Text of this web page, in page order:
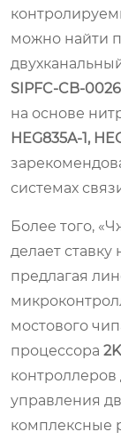
можно найти
на основе
HEG835A‑1,
системах
Более того,
делает ставку
предлагая
мостового
процессора
контроллеров
управления
комплексные